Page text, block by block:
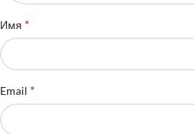
Имя *
Email *